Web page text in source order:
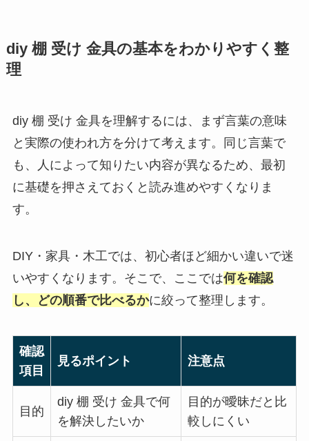
diy 棚 受け 金具の基本をわかりやすく整
理
diy 棚 受け 金具を理解するには、まず言葉の意味
と実際の使われ方を分けて考えます。同じ言葉で
も、人によって知りたい内容が異なるため、最初
に基礎を押さえておくと読み進めやすくなりま
す。
DIY・家具・木工では、初心者ほど細かい違いで迷
いやすくなります。そこで、ここでは何を確認
し、どの順番で比べるかに絞って整理します。
確認
項目
見るポイント 注意点
目的
diy 棚 受け 金具で何
を解決したいか
目的が曖昧だと比
較しにくい